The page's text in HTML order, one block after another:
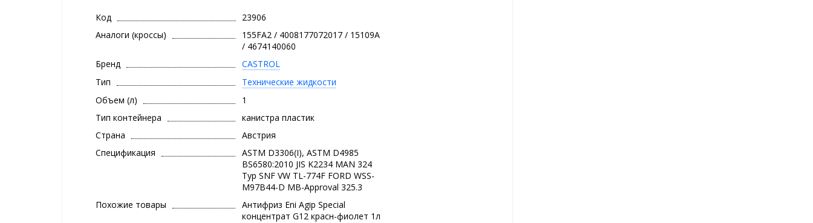
Код
23906
Аналоги (кроссы)
155FA2 / 4008177072017 / 15109A
/ 4674140060
Бренд
CASTROL
Тип
Технические жидкости
Объем (л)
1
Тип контейнера
канистра пластик
Страна
Австрия
Спецификация
ASTM D3306(I), ASTM D4985
BS6580:2010 JIS K2234 MAN 324
Typ SNF VW TL-774F FORD WSS-
M97B44-D MB-Approval 325.3
Похожие товары
Антифриз Eni Agip Special
концентрат G12 красн-фиолет 1л